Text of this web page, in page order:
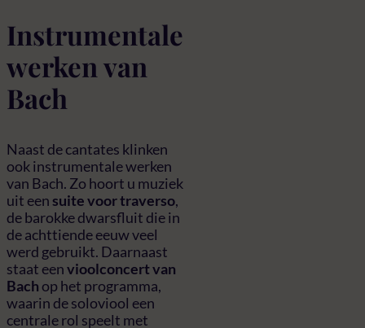
Instrumentale
werken van
Bach
Naast de cantates klinken
ook instrumentale werken
van Bach. Zo hoort u muziek
uit eensuite voor traverso,
de barokke dwarsfluit die in
de achttiende eeuw veel
werd gebruikt. Daarnaast
staat eenvioolconcert van
Bach op het programma,
waarin de soloviool een
centrale rol speelt met